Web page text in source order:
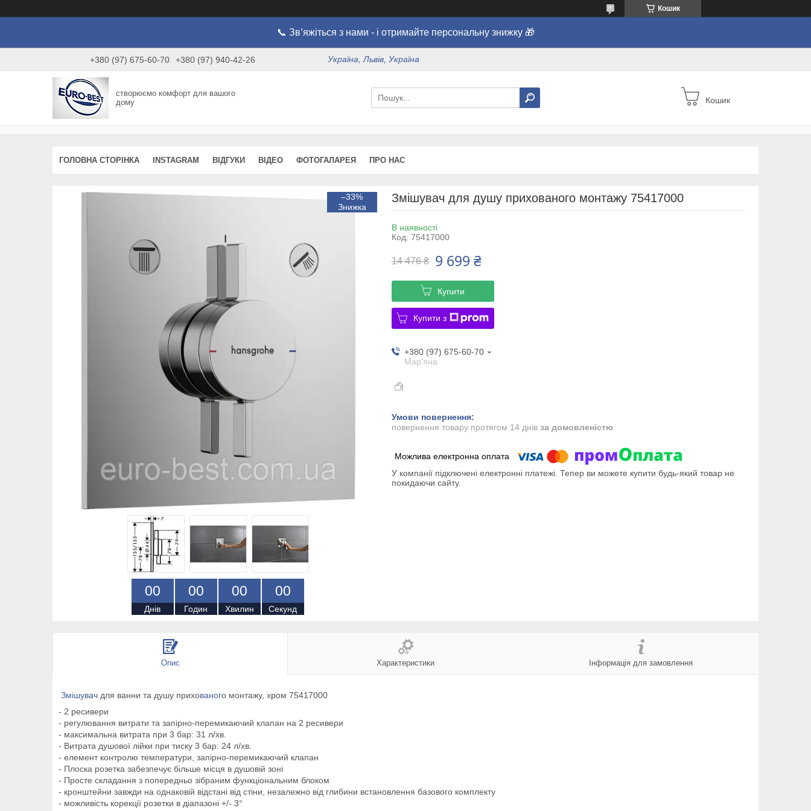
Кошик
📞 Зв’яжіться з нами - і отримайте персональну знижку 🎁
+380 (97) 675-60-70 +380 (97) 940-42-26 Україна, Львів, Україна
створюємо комфорт для вашого
дому
Кошик
ГОЛОВНА СТОРІНКА INSTAGRAM ВІДГУКИ ВІДЕО ФОТОГАЛАРЕЯ ПРО НАС
–33%
00
Днів
00
Годин
00
Хвилин
00
Секунд
Змішувач для душу прихованого монтажу 75417000
В наявності
Код: 75417000
14 476 ₴ 9 699 ₴
Купити
Купити з
+380 (97) 675-60-70
Мар'яна
повернення товару протягом 14 днів за домовленістю
У компанії підключені електронні платежі. Тепер ви можете купити будь-який товар не
покидаючи сайту.
Опис Характеристики Інформація для замовлення
Змішувач для ванни та душу прихованого монтажу, хром 75417000
- 2 ресивери
- регулювання витрати та запірно-перемикаючий клапан на 2 ресивери
- максимальна витрата при 3 бар: 31 л/хв.
- Витрата душової лійки при тиску 3 бар: 24 л/хв.
- елемент контролю температури, запірно-перемикаючий клапан
- Плоска розетка забезпечує більше місця в душовій зоні
- Просте складання з попередньо зібраним функціональним блоком
- кронштейни завжди на однаковій відстані від стіни, незалежно від глибини встановлення базового комплекту
- можливість корекції розетки в діапазоні +/- 3°